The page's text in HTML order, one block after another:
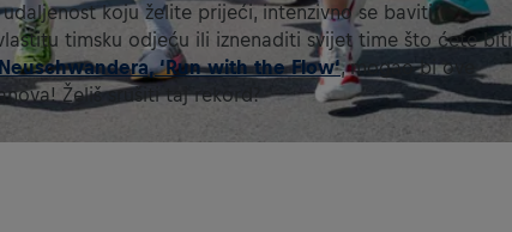
koju želite prijeći, intenzivno se baviti
timsku odjeću ili iznenaditi svijet time što ćete biti
‘Run with the Flow‘, mogao bi ove
Želiš srušiti taj rekord?